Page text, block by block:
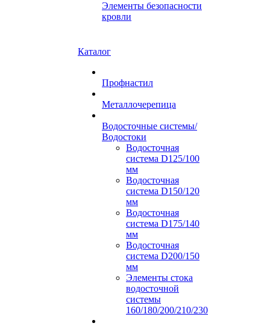
Элементы безопасности
кровли
Каталог
Профнастил
Металлочерепица
Водосточные системы/
Водостоки
Водосточная
система D125/100
мм
Водосточная
система D150/120
мм
Водосточная
система D175/140
мм
Водосточная
система D200/150
мм
Элементы стока
водосточной
системы
160/180/200/210/230